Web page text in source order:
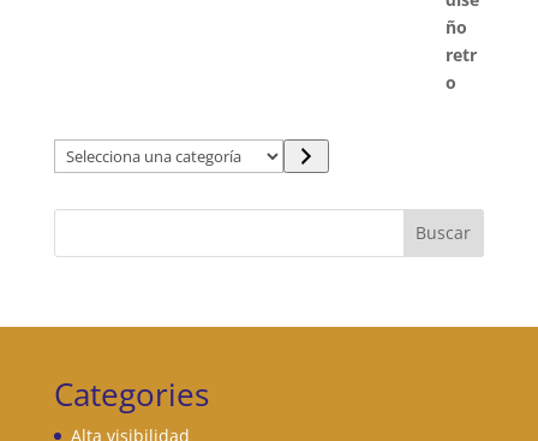
Selecciona
una
categoría
Buscar
Categories
Alta visibilidad